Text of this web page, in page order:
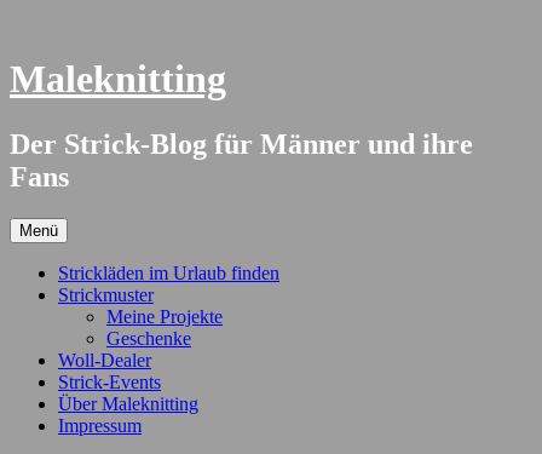
Inhalt
Maleknitting
Der Strick-Blog für Männer und ihre
Fans
Menü
Strickläden im Urlaub finden
Strickmuster
Meine Projekte
Geschenke
Woll-Dealer
Strick-Events
Über Maleknitting
Impressum